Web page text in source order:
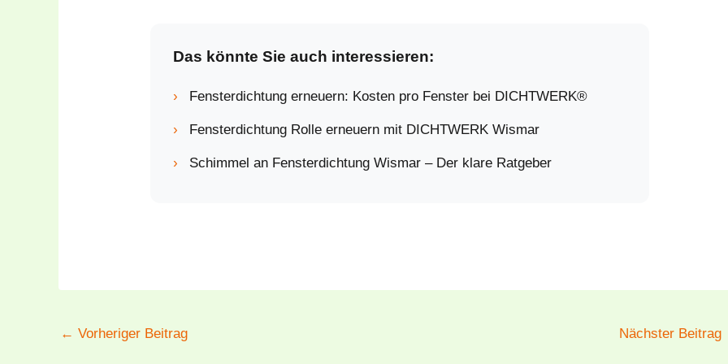
Das könnte Sie auch interessieren:
› Fensterdichtung erneuern: Kosten pro Fenster bei DICHTWERK®
› Fensterdichtung Rolle erneuern mit DICHTWERK Wismar
› Schimmel an Fensterdichtung Wismar – Der klare Ratgeber
← Vorheriger Beitrag Nächster Beitrag